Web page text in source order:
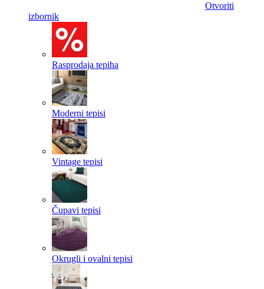
Otvoriti
izbornik
Rasprodaja tepiha
Moderni tepisi
Vintage tepisi
Čupavi tepisi
Okrugli i ovalni tepisi